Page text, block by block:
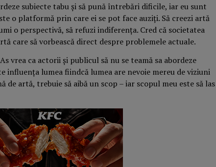
subiecte tabu și să pună întrebări dificile, iar eu sunt
o platformă prin care ei se pot face auziți. Să creezi artă
o perspectivă, să refuzi indiferența. Cred că societatea
care să vorbească direct despre problemele actuale.
vrea ca actorii și publicul să nu se teamă sa abordeze
influența lumea fiindcă lumea are nevoie mereu de viziuni
de artă, trebuie să aibă un scop – iar scopul meu este să las